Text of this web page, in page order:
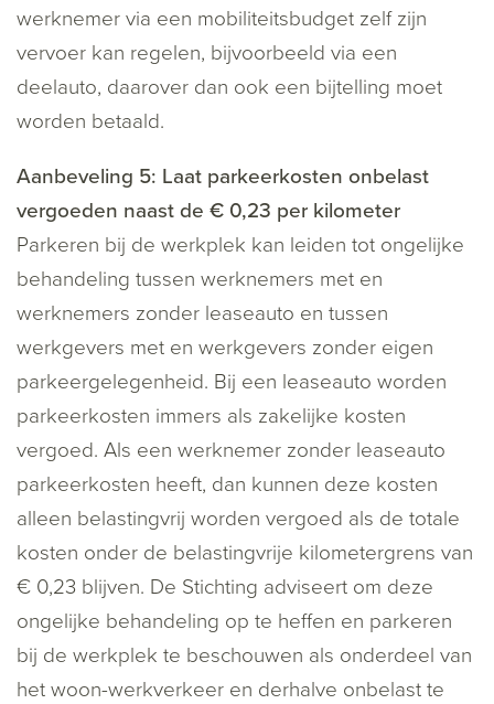
werknemer via een mobiliteitsbudget zelf zijn
vervoer kan regelen, bijvoorbeeld via een
deelauto, daarover dan ook een bijtelling moet
worden betaald.
Aanbeveling 5: Laat parkeerkosten onbelast
vergoeden naast de € 0,23 per kilometer
Parkeren bij de werkplek kan leiden tot ongelijke
behandeling tussen werknemers met en
werknemers zonder leaseauto en tussen
werkgevers met en werkgevers zonder eigen
parkeergelegenheid. Bij een leaseauto worden
parkeerkosten immers als zakelijke kosten
vergoed. Als een werknemer zonder leaseauto
parkeerkosten heeft, dan kunnen deze kosten
alleen belastingvrij worden vergoed als de totale
kosten onder de belastingvrije kilometergrens van
€ 0,23 blijven. De Stichting adviseert om deze
ongelijke behandeling op te heffen en parkeren
bij de werkplek te beschouwen als onderdeel van
het woon-werkverkeer en derhalve onbelast te